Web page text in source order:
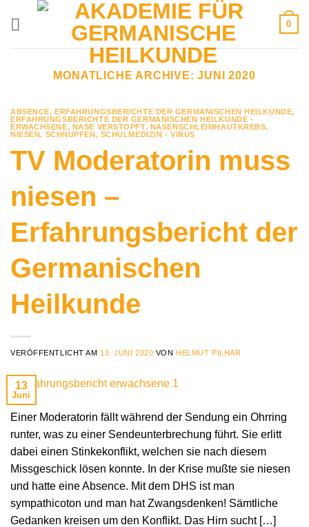
0
MONATLICHE ARCHIVE:JUNI 2020
ABSENCE,ERFAHRUNGSBERICHTE DER GERMANISCHEN HEILKUNDE,
ERFAHRUNGSBERICHTE DER GERMANISCHEN HEILKUNDE -
ERWACHSENE, NASE VERSTOPFT, NASENSCHLEIMHAUTKREBS,
NIESEN, SCHNUPFEN, SCHULMEDIZIN - VIRUS
TV Moderatorin muss
niesen –
Erfahrungsbericht der
Germanischen
Heilkunde
VERÖFFENTLICHT AM 13. JUNI 2020 VON HELMUT PILHAR
13
Juni
Einer Moderatorin fällt während der Sendung ein Ohrring
runter, was zu einer Sendeunterbrechung führt. Sie erlitt
dabei einen Stinkekonflikt, welchen sie nach diesem
Missgeschick lösen konnte. In der Krise mußte sie niesen
und hatte eine Absence. Mit dem DHS ist man
sympathicoton und man hat Zwangsdenken! Sämtliche
Gedanken kreisen um den Konflikt. Das Hirn sucht […]